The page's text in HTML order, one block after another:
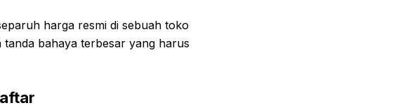
harga resmi di sebuah toko
bahaya terbesar yang harus